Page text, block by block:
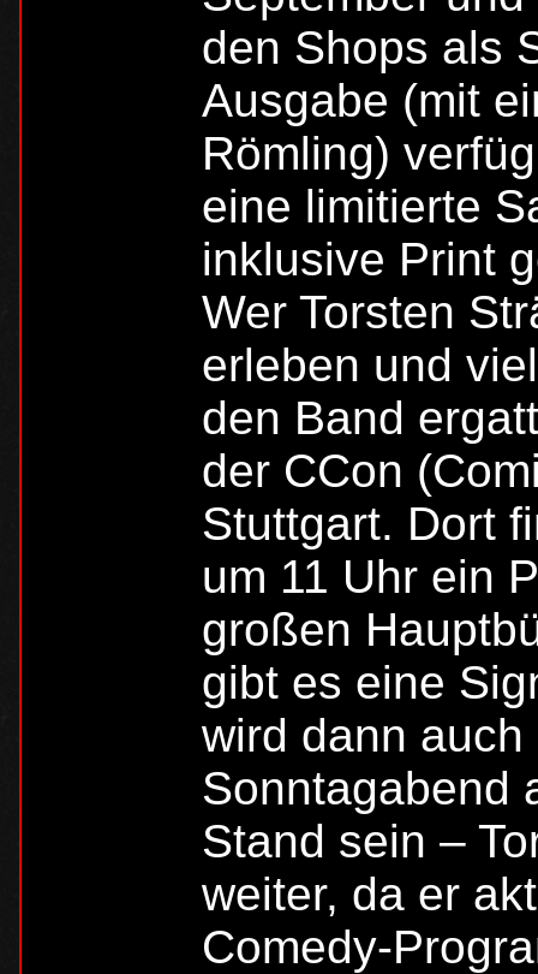
den Shops als
Ausgabe (mit
Römling)
eine limitierte
inklusive Print
Wer Torsten
erleben und
den Band
der CCon
Stuttgart. Dort
um 11 Uhr ein
großen
gibt es eine
wird dann
Sonntagabend
Stand sein –
weiter, da er
Comedy-